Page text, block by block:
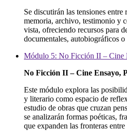
Se discutirán las tensiones entre
memoria, archivo, testimonio y
vista, ofreciendo recursos para
documentales, autobiográficos
Módulo 5: No Ficción II – Cine
No Ficción II – Cine Ensayo,
Este módulo explora las
y literario como espacio de
estudio de obras que cruzan
se analizarán formas poéticas,
que expanden las fronteras